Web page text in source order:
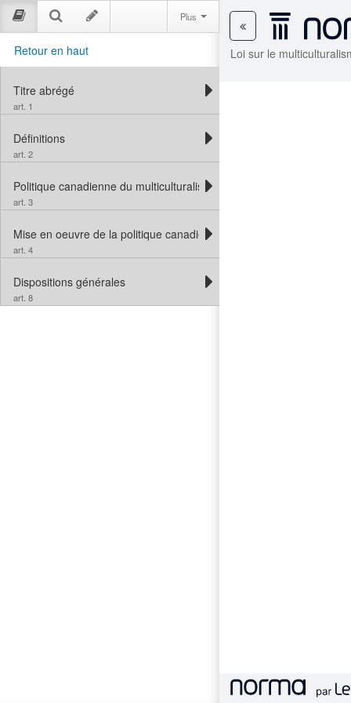
Loi sur le
Plus
Retour en haut
Titre abrégé
art. 1
Définitions
art. 2
Politique canadienne du multiculturalisme
art. 3
Mise en oeuvre de la politique canadienne du multiculturalisme
art. 4
Dispositions générales
art. 8